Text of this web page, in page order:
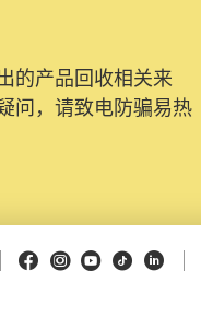
的产品回收相关来
问，请致电防骗易热
Facebook
Instagram
Youtube
抖音领英